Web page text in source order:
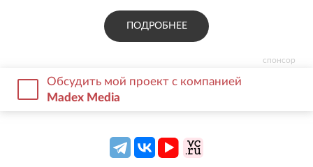
спонсор
ПОДРОБНЕЕ
Обсудить мой проект с компанией
Madex Media